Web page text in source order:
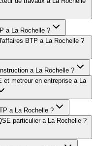
a La Rochelle ?
BTP a La Rochelle ?
a La Rochelle ?
et metreur en entreprise a La
a La Rochelle ?
particulier a La Rochelle ?